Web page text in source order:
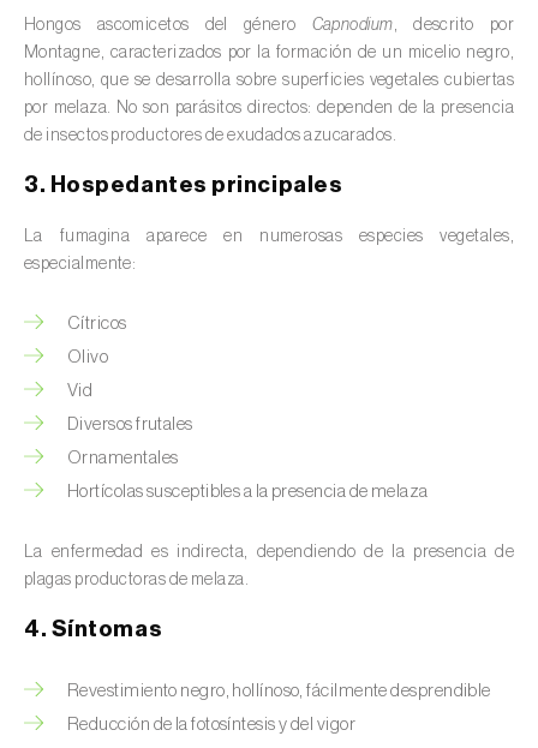
Podredumbre radicular (Pythium spp.)
Roya del rosal (Phragmidium mucronatum)
Septoriosis (Septoria spp.)
Tizón temprano (Alternaria spp.
Virus (Begomovirus, Carlavirus, Comovirus,
Crinivirus, Cucumovirus, Ipomovirus,
Tospovirus e outros
Hongos ascomicetos del género Capnodium, descrito por
Montagne, caracterizados por la formación de un micelio negro,
hollínoso, que se desarrolla sobre superficies vegetales cubiertas
por melaza. No son parásitos directos: dependen de la presencia
de insectos productores de exudados azucarados.
3. Hospedantes principales
La fumagina aparece en numerosas especies vegetales,
especialmente:
Cítricos
Olivo
Vid
Diversos frutales
Ornamentales
Hortícolas susceptibles a la presencia de melaza
La enfermedad es indirecta, dependiendo de la presencia de
plagas productoras de melaza.
4. Síntomas
Revestimiento negro, hollínoso, fácilmente desprendible
Reducción de la fotosíntesis y del vigor